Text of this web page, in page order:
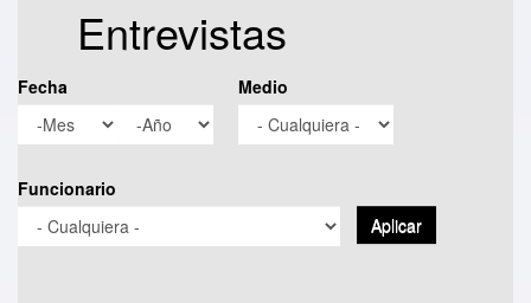
Entrevistas
Fecha
Mes
Año
Medio
Funcionario
Aplicar